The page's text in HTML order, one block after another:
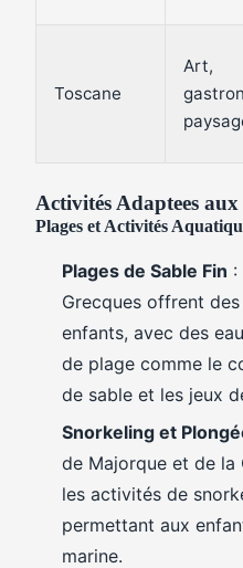
Toscane
Art,
Activités Adaptees
Plages et Activités
Plages de Sable Fin :
Grecques offrent
enfants, avec des
de plage comme le
de sable et les jeux
Snorkeling et
de Majorque et de
les activités de
permettant aux
marine.